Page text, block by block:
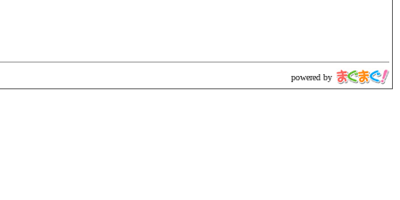
powered by